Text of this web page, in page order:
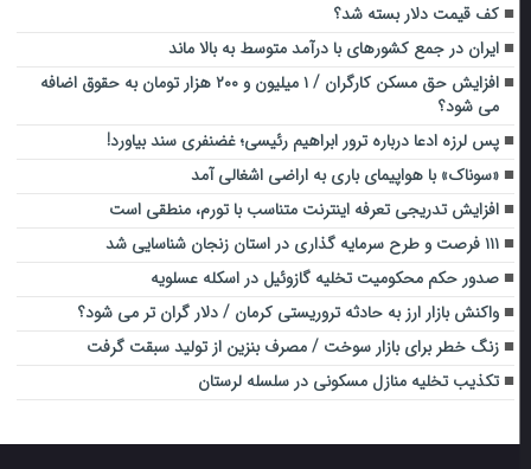
کف قیمت دلار بسته شد؟
ایران در جمع کشورهای با درآمد متوسط به بالا ماند
افزایش حق مسکن کارگران / ۱ میلیون و ۲۰۰ هزار تومان به حقوق اضافه
می شود؟
پس لرزه ادعا درباره ترور ابراهیم رئیسی؛ غضنفری سند بیاورد!
«سوناک» با هواپیمای باری به اراضی اشغالی آمد
افزایش تدریجی تعرفه اینترنت متناسب با تورم، منطقی است
۱۱۱ فرصت و طرح سرمایه گذاری در استان زنجان شناسایی شد
صدور حکم محکومیت تخلیه گازوئیل در اسکله عسلویه
واکنش بازار ارز به حادثه تروریستی کرمان / دلار گران تر می شود؟
زنگ خطر برای بازار سوخت / مصرف بنزین از تولید سبقت گرفت
تکذیب تخلیه منازل مسکونی در سلسله لرستان